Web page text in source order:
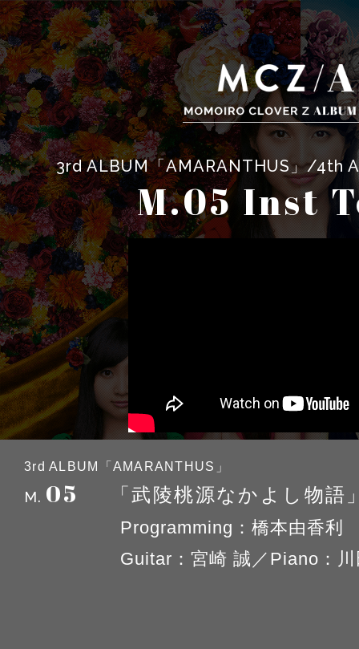
3rd ALBUM「AMARANTHUS」/4th
M.05 Inst
3rd ALBUM「AMARANTHUS」
M. 05 「武陵桃源なかよし物語
Programming：橋本由香利
Guitar：宮崎 誠／Piano：